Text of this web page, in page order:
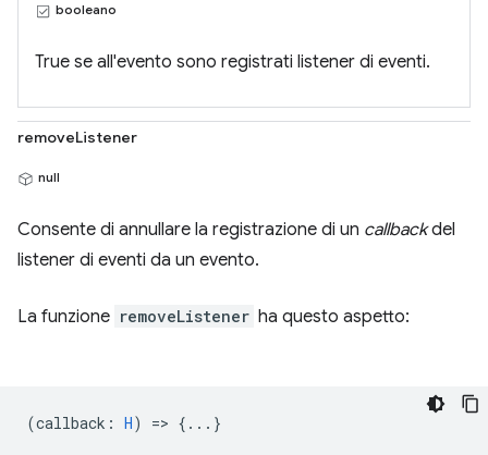
booleano
True se all'evento sono registrati listener di eventi.
removeListener
null
Consente di annullare la registrazione di un callbackdel
listener di eventi da un evento.
La funzione removeListener ha questo aspetto:
(callback : H) => {...}